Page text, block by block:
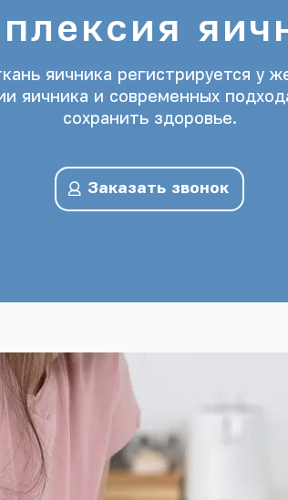
яичника регистрируется
яичника и современных
сохранить здоровье.
Заказать звонок